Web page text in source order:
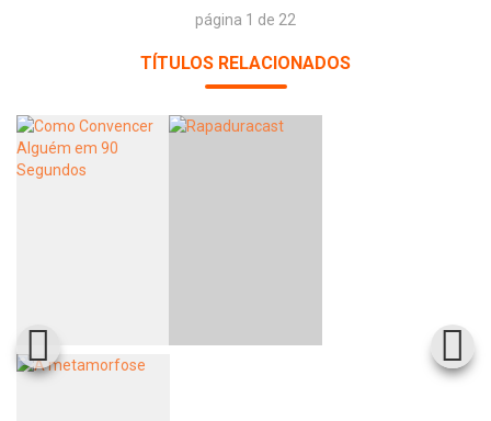
página 1 de 22
TÍTULOS RELACIONADOS